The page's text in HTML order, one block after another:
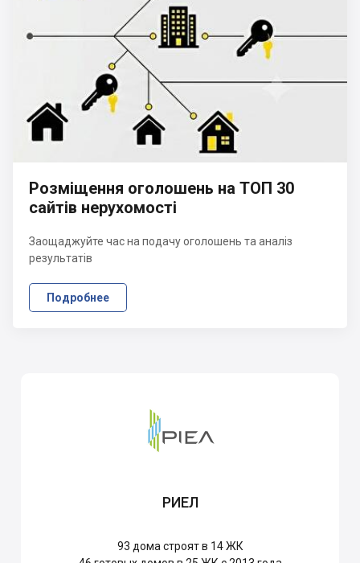
Розміщення оголошень на ТОП 30
сайтів нерухомості
Заощаджуйте час на подачу оголошень та аналіз
результатів
Подробнее
РИЕЛ
93 дома строят в 14 ЖК